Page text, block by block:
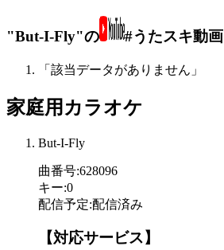
"But-I-Fly"の #うたスキ動画
「該当データがありません」
家庭用カラオケ
But-I-Fly
曲番号:628096
キー:0
配信予定:配信済み
【対応サービス】